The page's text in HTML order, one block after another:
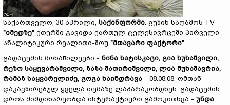
საქართველო, 30 აპრილი, საქინფორმი. გუშინ საღამოს TV
"იმედზე" ეთერში გავიდა ქართულ ტელესივრცეში პირველი
ანალიტიკური რეალითი-შოუ "მთავარი ფაქტორი".
გადაცემის მონაწილეები - ნინა ხატისკაცი, გია ხუხაშვილი,
რეზო საყევარაშვილი, ზაზა შათირიშვილი, ლია მუხაშავრია,
რამაზ საყვარელიძე, გოგა ხაინდრავა - 08.08.08. ომთან
დაკავშირებულ ყველა თემაზე ლაპარაკობდნენ. გადაცემის
დროს მიმდინარეობდა ინტერაქტიური გამოკითხვა - უნდა